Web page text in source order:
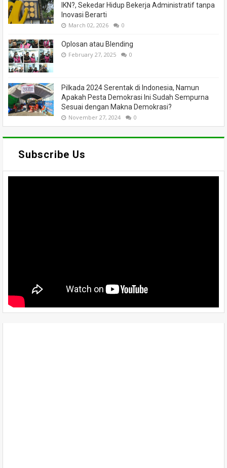
IKN?, Sekedar Hidup Bekerja Administratif tanpa
Inovasi Berarti
March 02, 2026 0
Oplosan atau Blending
February 27, 2025 0
Pilkada 2024 Serentak di Indonesia, Namun
Apakah Pesta Demokrasi Ini Sudah Sempurna
Sesuai dengan Makna Demokrasi?
November 27, 2024 0
Subscribe Us